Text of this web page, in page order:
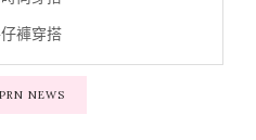
褲穿搭
NEWS